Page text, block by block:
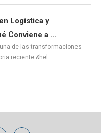
Logística y
Conviene a ...
de las transformaciones
reciente.&hel